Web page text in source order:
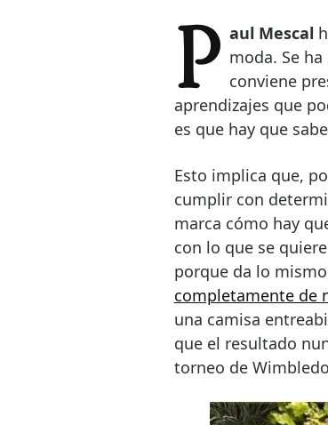
Paul Mescal
moda. Se
conviene
aprendizajes que
es que hay que
Esto implica que,
cumplir con
marca cómo hay
con lo que se
porque da lo
completamente de
una camisa
que el resultado
torneo de